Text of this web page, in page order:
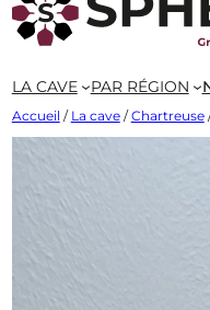
LA CAVE PAR RÉGION
Accueil / La cave/Chartreuse